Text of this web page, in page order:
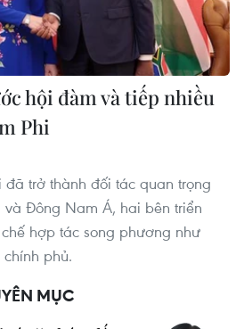
hội đàm và tiếp nhiều
Phi
trở thành đối tác quan trọng
và Đông Nam Á, hai bên triển
hợp tác song phương như
phủ.
MỤC